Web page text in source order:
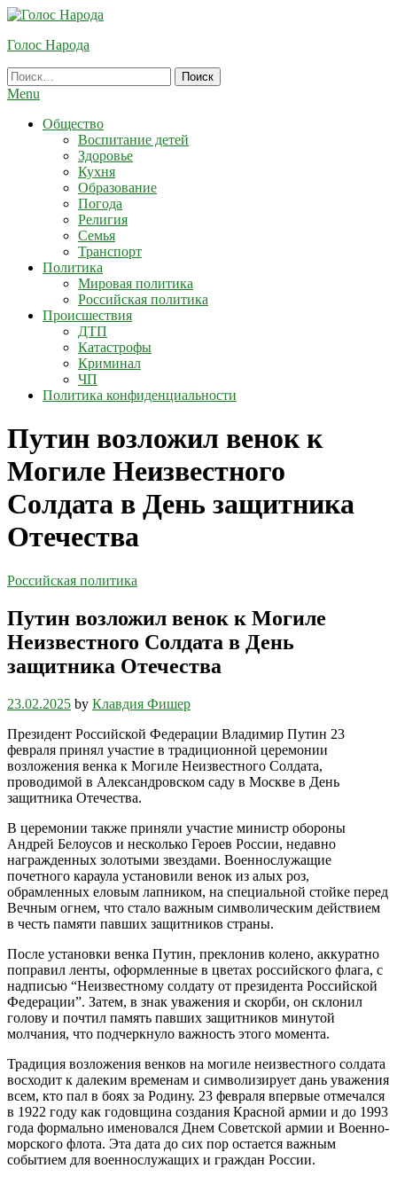
Skip
Content
Голос Народа
Найти:
Menu
Общество
Воспитание детей
Здоровье
Кухня
Образование
Погода
Религия
Семья
Транспорт
Политика
Мировая политика
Российская политика
Происшествия
ДТП
Катастрофы
Криминал
ЧП
Политика конфиденциальности
Путин возложил венок к
Могиле Неизвестного
Солдата в День защитника
Отечества
Российская политика
Путин возложил венок к Могиле
Неизвестного Солдата в День
защитника Отечества
23.02.2025 by Клавдия Фишер
Президент Российской Федерации Владимир Путин 23
февраля принял участие в традиционной церемонии
возложения венка к Могиле Неизвестного Солдата,
проводимой в Александровском саду в Москве в День
защитника Отечества.
В церемонии также приняли участие министр обороны
Андрей Белоусов и несколько Героев России, недавно
награжденных золотыми звездами. Военнослужащие
почетного караула установили венок из алых роз,
обрамленных еловым лапником, на специальной стойке перед
Вечным огнем, что стало важным символическим действием
в честь памяти павших защитников страны.
После установки венка Путин, преклонив колено, аккуратно
поправил ленты, оформленные в цветах российского флага, с
надписью “Неизвестному солдату от президента Российской
Федерации”. Затем, в знак уважения и скорби, он склонил
голову и почтил память павших защитников минутой
молчания, что подчеркнуло важность этого момента.
Традиция возложения венков на могиле неизвестного солдата
восходит к далеким временам и символизирует дань уважения
всем, кто пал в боях за Родину. 23 февраля впервые отмечался
в 1922 году как годовщина создания Красной армии и до 1993
года формально именовался Днем Советской армии и Военно-
морского флота. Эта дата до сих пор остается важным
событием для военнослужащих и граждан России.